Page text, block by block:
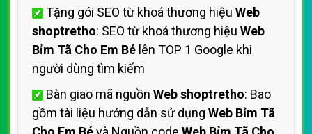
Tặng gói SEO từ khoá thương hiệu Web
shoptretho: SEO từ khoá thương hiệu Web
Bỉm Tã Cho Em Bé lên TOP 1 Google khi
người dùng tìm kiếm
Bàn giao mã nguồn Web shoptretho: Bao
gồm tài liệu hướng dẫn sử dụng Web Bỉm Tã